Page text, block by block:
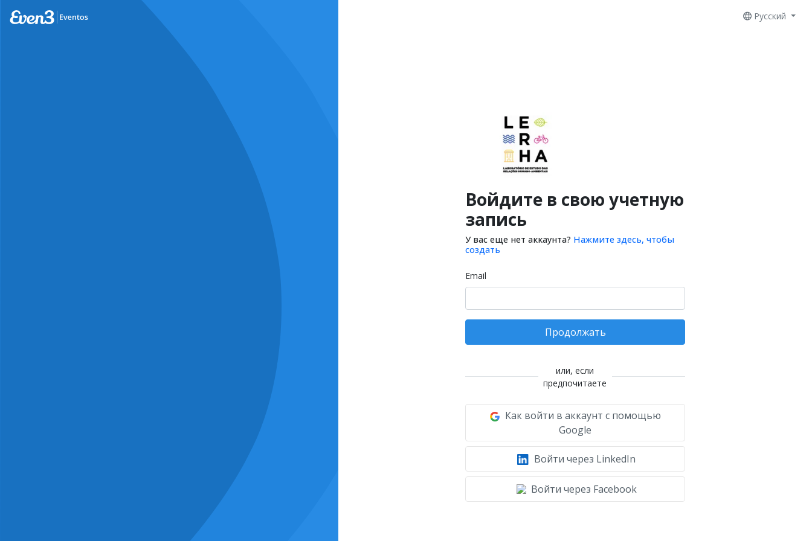
Русский
Войдите в свою учетную
запись
У вас еще нет аккаунта? Нажмите здесь, чтобы
создать
Email
Продолжать
или, если
предпочитаете
Как войти в аккаунт с помощью
Google
Войти через LinkedIn
Войти через Facebook